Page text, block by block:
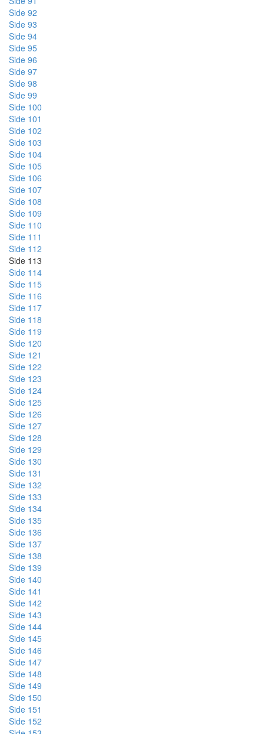
Side 92
Side 93
Side 94
Side 95
Side 96
Side 97
Side 98
Side 99
Side 100
Side 101
Side 102
Side 103
Side 104
Side 105
Side 106
Side 107
Side 108
Side 109
Side 110
Side 111
Side 112
Side 113
Side 114
Side 115
Side 116
Side 117
Side 118
Side 119
Side 120
Side 121
Side 122
Side 123
Side 124
Side 125
Side 126
Side 127
Side 128
Side 129
Side 130
Side 131
Side 132
Side 133
Side 134
Side 135
Side 136
Side 137
Side 138
Side 139
Side 140
Side 141
Side 142
Side 143
Side 144
Side 145
Side 146
Side 147
Side 148
Side 149
Side 150
Side 151
Side 152